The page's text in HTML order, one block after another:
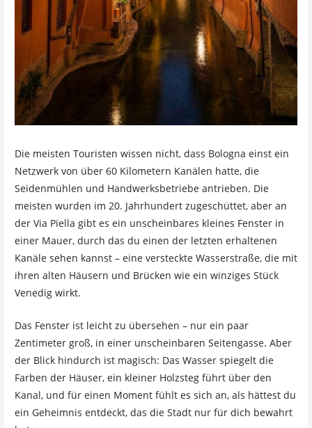
Die meisten Touristen wissen nicht, dass Bologna einst ein
Netzwerk von über 60 Kilometern Kanälen hatte, die
Seidenmühlen und Handwerksbetriebe antrieben. Die
meisten wurden im 20. Jahrhundert zugeschüttet, aber an
der Via Piella gibt es ein unscheinbares kleines Fenster in
einer Mauer, durch das du einen der letzten erhaltenen
Kanäle sehen kannst – eine versteckte Wasserstraße, die mit
ihren alten Häusern und Brücken wie ein winziges Stück
Venedig wirkt.
Das Fenster ist leicht zu übersehen – nur ein paar
Zentimeter groß, in einer unscheinbaren Seitengasse. Aber
der Blick hindurch ist magisch: Das Wasser spiegelt die
Farben der Häuser, ein kleiner Holzsteg führt über den
Kanal, und für einen Moment fühlt es sich an, als hättest du
ein Geheimnis entdeckt, das die Stadt nur für dich bewahrt